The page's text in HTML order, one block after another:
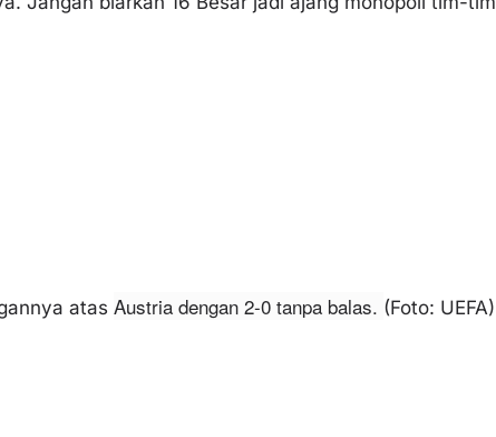
atas Austria dengan 2-0 tanpa balas. (Foto: UEFA)